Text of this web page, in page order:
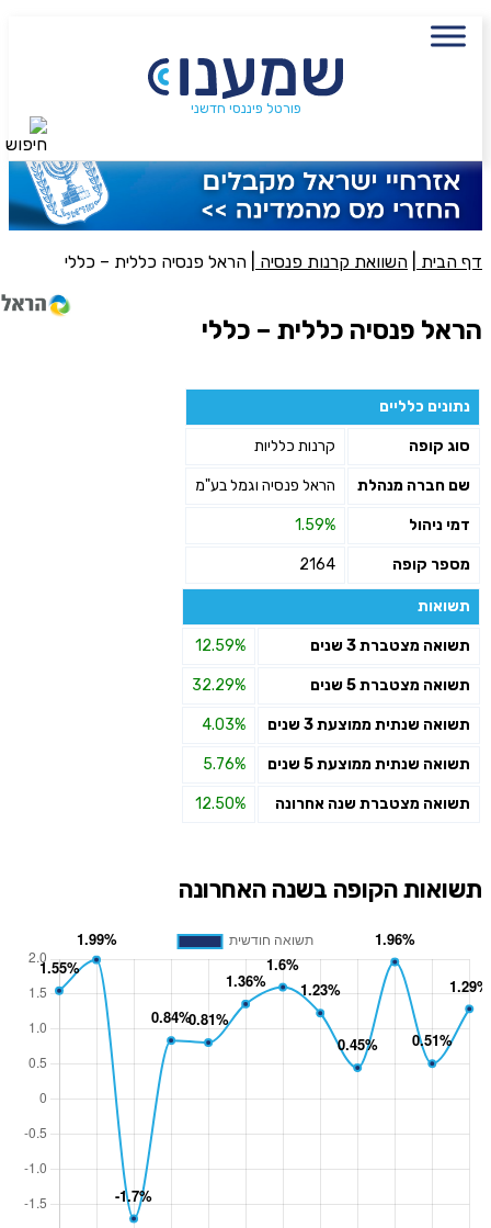
פורטל פיננסי חדשני
דף הבית השוואת קרנות פנסיה הראל פנסיה כללית – כללי
הראל פנסיה כללית – כללי
נתונים כלליים
סוג קופה קרנות כלליות
שם חברה מנהלת הראל פנסיה וגמל בע"מ
דמי ניהול 1.59%
מספר קופה 2164
תשואות
תשואה מצטברת 3 שנים 12.59%
תשואה מצטברת 5 שנים 32.29%
תשואה שנתית ממוצעת 3 שנים 4.03%
תשואה שנתית ממוצעת 5 שנים 5.76%
תשואה מצטברת שנה אחרונה 12.50%
תשואות הקופה בשנה האחרונה
שם מלא
פעולה נדרשת
סכום חיסכון בקרן
אני מאשר את תנאיי השימוש והפרטיות של האתר
מאשר כי פרטיי ישמשו לקבלת פניות והצעות שיווקיות למוצרים
פנסיוניים\ביטוח באמצעות טלפון, מייל או SMS מאיתנו או צד שלישי
שליחה
חיפוש